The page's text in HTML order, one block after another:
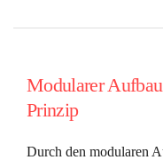
Modularer
Prinzip
Durch den modularen